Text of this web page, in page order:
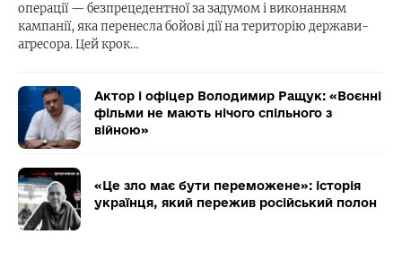
операції — безпрецедентної за задумом і виконанням
кампанії, яка перенесла бойові дії на територію держави-
агресора. Цей крок…
Актор і офіцер Володимир Ращук: «Воєнні
фільми не мають нічого спільного з
війною»
«Це зло має бути переможене»: історія
українця, який пережив російський полон